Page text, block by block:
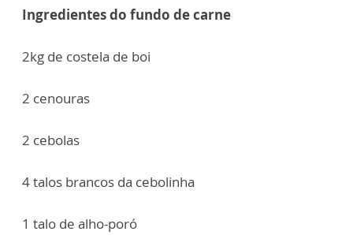
Ingredientes do fundo de carne
2kg de costela de boi
2 cenouras
2 cebolas
4 talos brancos da cebolinha
1 talo de alho-poró